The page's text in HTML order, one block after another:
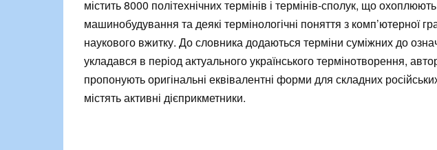
містить 8000 політехнічних термінів і термінів-сполук, що
машинобудування та деякі термінологічні поняття з комп’ютерної
наукового вжитку. До словника додаються терміни суміжних до
укладався в період актуального українського термінотворення,
пропонують оригінальні еквівалентні форми для складних
містять активні дієприкметники.